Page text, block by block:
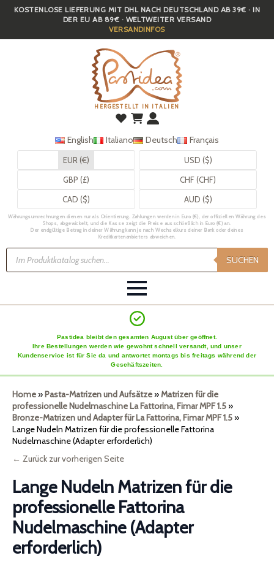
Skip
KOSTENLOSE LIEFERUNG MIT DHL NACH DEUTSCHLAND AB 39€ · IN
DER EU AB 89€ · WELTWEITER VERSAND
VERSANDINFOS
HERGESTELLT IN ITALIEN
English Italiano Deutsch Français
EUR (€)
USD ($)
GBP (£)
CHF (CHF)
CAD ($)
AUD ($)
Währungsumrechnungen dienen nur als Orientierung. Zahlungen werden in Euro (€), der offiziellen Währung des
Shops, abgewickelt, und die Kasse zeigt die Preise ausschließlich in Euro (€) an.
Der endgültige Betrag in deiner Währung kann je nach Wechselkurs deiner Bank oder deines
Kreditkartenanbieters abweichen.
Products
search SUCHEN
Pastidea bleibt den gesamten August über geöffnet.
Ihre Bestellungen werden wie gewohnt schnell versandt, und unser
Kundenservice ist für Sie da und antwortet montags bis freitags während der
Geschäftszeiten.
Home»Pasta-Matrizen und Aufsätze»Matrizen für die
professionelle Nudelmaschine La Fattorina, Fimar MPF 1.5»
Bronze-Matrizen und Adapter für La Fattorina, Fimar MPF 1.5»
Lange Nudeln Matrizen für die professionelle Fattorina
Nudelmaschine (Adapter erforderlich)
← Zurück zur vorherigen Seite
Lange Nudeln Matrizen für die
professionelle Fattorina
Nudelmaschine (Adapter
erforderlich)